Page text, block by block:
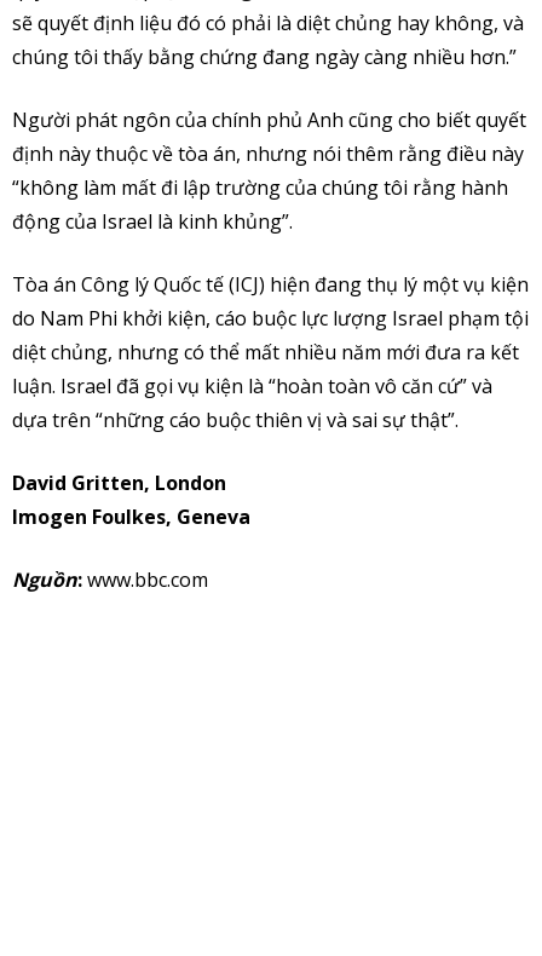
sẽ quyết định liệu đó có phải là diệt chủng hay không, và
chúng tôi thấy bằng chứng đang ngày càng nhiều hơn.”
Người phát ngôn của chính phủ Anh cũng cho biết quyết
định này thuộc về tòa án, nhưng nói thêm rằng điều này
“không làm mất đi lập trường của chúng tôi rằng hành
động của Israel là kinh khủng”.
Tòa án Công lý Quốc tế (ICJ) hiện đang thụ lý một vụ kiện
do Nam Phi khởi kiện, cáo buộc lực lượng Israel phạm tội
diệt chủng, nhưng có thể mất nhiều năm mới đưa ra kết
luận. Israel đã gọi vụ kiện là “hoàn toàn vô căn cứ” và
dựa trên “những cáo buộc thiên vị và sai sự thật”.
David Gritten, London
Imogen Foulkes, Geneva
Nguồn:www.bbc.com